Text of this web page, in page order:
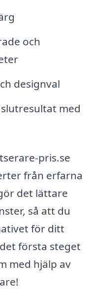
och
designval
med
pris.se
från erfarna
det lättare
så att du
för ditt
första steget
med hjälp av